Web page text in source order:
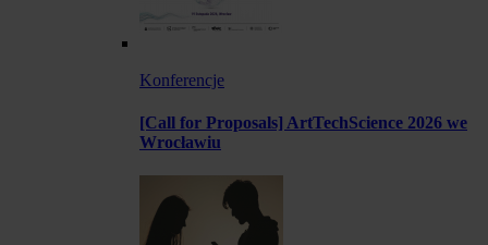
Konferencje
[Call for Proposals] ArtTechScience 2026 we
Wrocławiu